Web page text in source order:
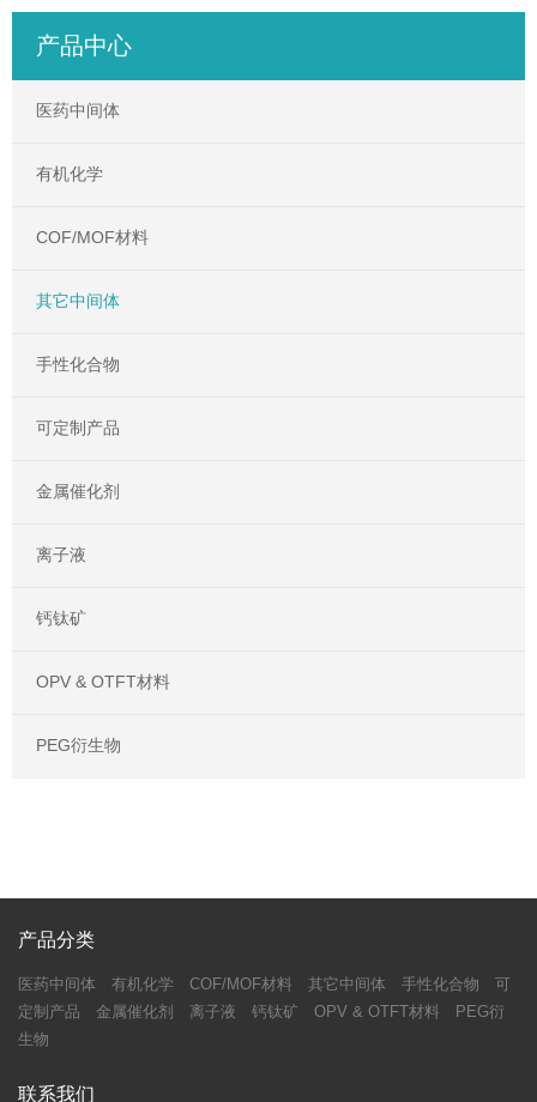
产品中心
医药中间体
有机化学
COF/MOF材料
其它中间体
手性化合物
可定制产品
金属催化剂
离子液
钙钛矿
OPV & OTFT材料
PEG衍生物
产品分类
医药中间体 有机化学 COF/MOF材料 其它中间体 手性化合物
可
定制产品
金属催化剂 离子液 钙钛矿 OPV & OTFT材料
PEG衍
生物
联系我们